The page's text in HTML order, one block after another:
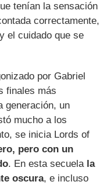
tenían la sensación
correctamente,
el cuidado que se
por Gabriel
finales más
generación, un
mucho a los
se inicia Lords of
pero con un
. En esta secuela la
oscura, e incluso